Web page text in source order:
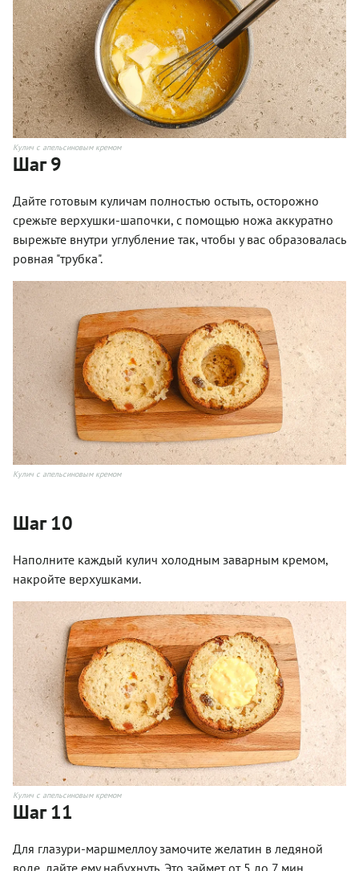
Кулич с апельсиновым кремом
Шаг 9
Дайте готовым куличам полностью остыть, осторожно
срежьте верхушки-шапочки, с помощью ножа аккуратно
вырежьте внутри углубление так, чтобы у вас образовалась
ровная "трубка".
Кулич с апельсиновым кремом
Шаг 10
Наполните каждый кулич холодным заварным кремом,
накройте верхушками.
Кулич с апельсиновым кремом
Шаг 11
Для глазури-маршмеллоу замочите желатин в ледяной
воде, дайте ему набухнуть. Это займет от 5 до 7 мин.